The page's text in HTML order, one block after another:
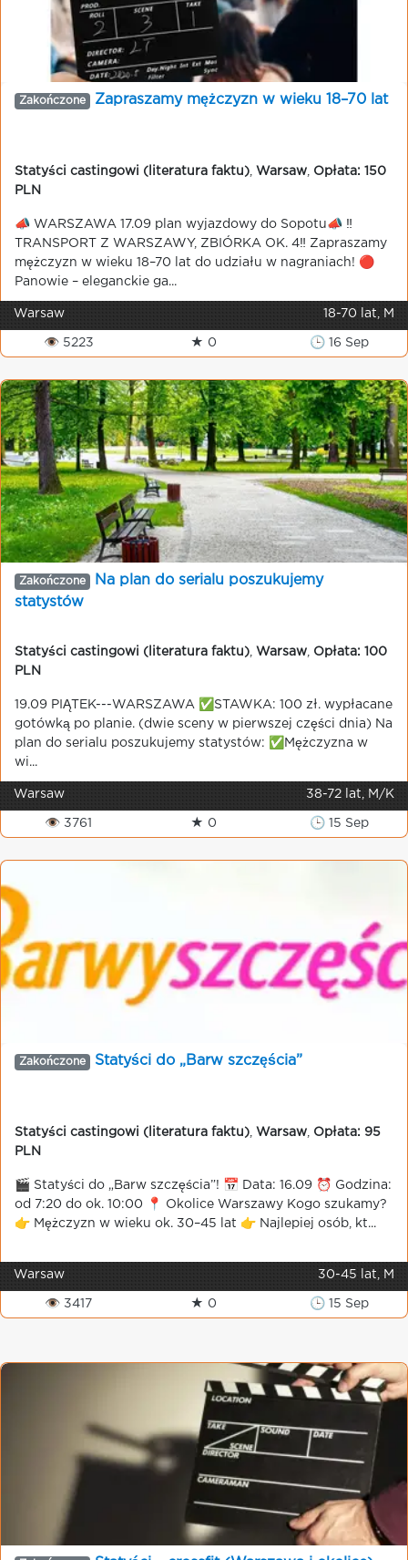
Zakończone Zapraszamy mężczyzn w wieku 18–70 lat
Statyści castingowi (literatura faktu) Warsaw
Opłata: 150
PLN
📣 WARSZAWA 17.09 plan wyjazdowy do Sopotu📣 ‼️
TRANSPORT Z WARSZAWY, ZBIÓRKA OK. 4‼️ Zapraszamy
mężczyzn w wieku 18–70 lat do udziału w nagraniach! 🔴
Panowie – eleganckie ga...
Warsaw 18-70 lat, M
👁 5223 ★ 0 🕒 16 Sep
Zakończone
Na plan do serialu poszukujemy
statystów
Statyści castingowi (literatura faktu) Warsaw
Opłata: 100
PLN
19.09 PIĄTEK---WARSZAWA ✅STAWKA: 100 zł. wypłacane
gotówką po planie. (dwie sceny w pierwszej części dnia) Na
plan do serialu poszukujemy statystów: ✅Mężczyzna w
wi...
Warsaw 38-72 lat, M/K
👁 3761 ★ 0 🕒 15 Sep
Zakończone Statyści do „Barw szczęścia”
Statyści castingowi (literatura faktu) Warsaw
Opłata: 95
PLN
🎬 Statyści do „Barw szczęścia”! 📅 Data: 16.09 ⏰ Godzina:
od 7:20 do ok. 10:00 📍 Okolice Warszawy Kogo szukamy?
👉 Mężczyzn w wieku ok. 30–45 lat 👉 Najlepiej osób, kt...
Warsaw 30-45 lat, M
👁 3417 ★ 0 🕒 15 Sep